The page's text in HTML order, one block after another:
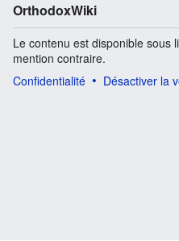
OrthodoxWiki
Le contenu est disponible sous
mention contraire.
Confidentialité
Désactiver la